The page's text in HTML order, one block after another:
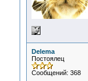
Delema
Постоялец
Сообщений: 368